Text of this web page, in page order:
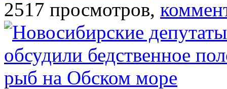
2517 просмотров,